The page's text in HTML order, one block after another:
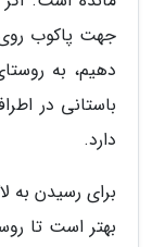
جهت پاکوب
دهیم، به
باستانی در
دارد.
برای رسیدن به
بهتر است تا